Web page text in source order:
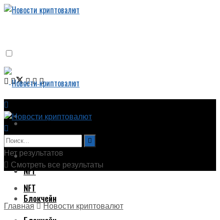
Новости криптовалют
Биткоин
NFT
Блокчейн
Новости криптовалют
Биткоин
NFT
Нет результатов
Смотреть все результаты
Главная Новости криптовалют